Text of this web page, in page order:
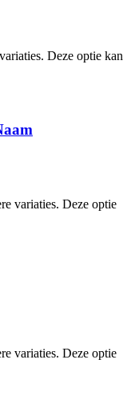
Deze optie kan
variaties. Deze optie
variaties. Deze optie